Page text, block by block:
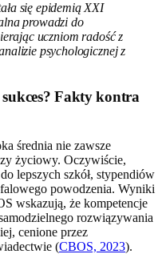
się epidemią XXI
prowadzi do
uczniom radość z
psychologicznej z
Fakty kontra
średnia nie zawsze
życiowy. Oczywiście,
lepszych szkół, stypendiów
powodzenia. Wyniki
wskazują, że kompetencje
rozwiązywania
cenione przez
(CBOS, 2023).